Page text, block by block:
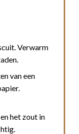
Verwarm
van een
het zout in